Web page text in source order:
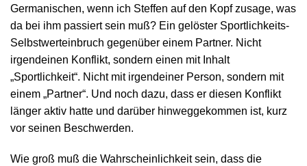
Germanischen, wenn ich Steffen auf den Kopf zusage, was
da bei ihm passiert sein muß? Ein gelöster Sportlichkeits-
Selbstwerteinbruch gegenüber einem Partner. Nicht
irgendeinen Konflikt, sondern einen mit Inhalt
„Sportlichkeit“. Nicht mit irgendeiner Person, sondern mit
einem „Partner“. Und noch dazu, dass er diesen Konflikt
länger aktiv hatte und darüber hinweggekommen ist, kurz
vor seinen Beschwerden.
Wie groß muß die Wahrscheinlichkeit sein, dass die